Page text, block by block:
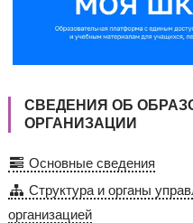
СВЕДЕНИЯ ОБ
ОРГАНИЗАЦИИ
Основные сведения
Структура и органы
организацией